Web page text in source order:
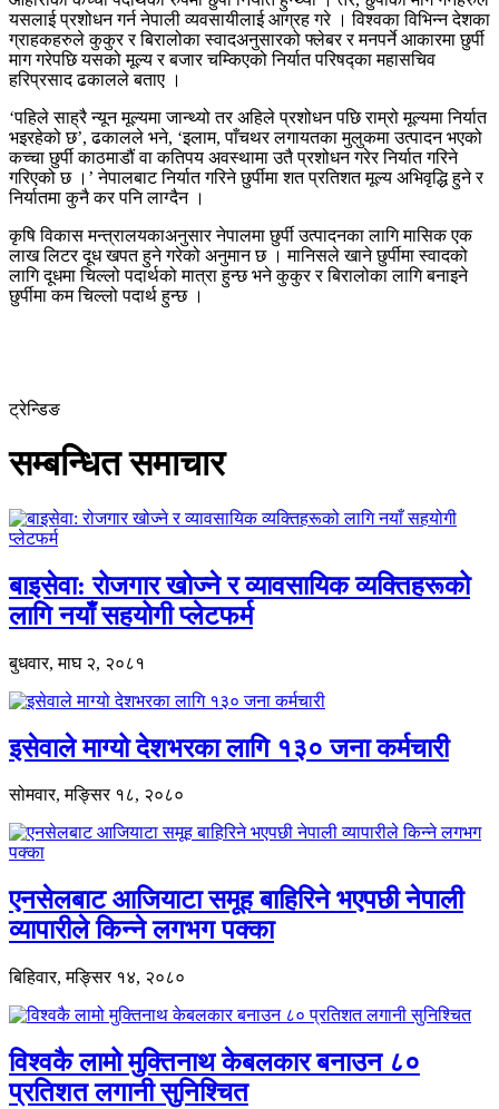
यसलाई प्रशोधन गर्न नेपाली व्यवसायीलाई आग्रह गरे । विश्वका विभिन्न देशका
ग्राहकहरुले कुकुर र बिरालोका स्वादअनुसारको फ्लेबर र मनपर्ने आकारमा छुर्पी
माग गरेपछि यसको मूल्य र बजार चम्किएको निर्यात परिषद्का महासचिव
हरिप्रसाद ढकालले बताए ।
‘पहिले साह्रै न्यून मूल्यमा जान्थ्यो तर अहिले प्रशोधन पछि राम्रो मूल्यमा निर्यात
भइरहेको छ’, ढकालले भने, ‘इलाम, पाँचथर लगायतका मुलुकमा उत्पादन भएको
कच्चा छुर्पी काठमाडौं वा कतिपय अवस्थामा उतै प्रशोधन गरेर निर्यात गरिने
गरिएको छ ।’ नेपालबाट निर्यात गरिने छुर्पीमा शत प्रतिशत मूल्य अभिवृद्धि हुने र
निर्यातमा कुनै कर पनि लाग्दैन ।
कृषि विकास मन्त्रालयकाअनुसार नेपालमा छुर्पी उत्पादनका लागि मासिक एक
लाख लिटर दूध खपत हुने गरेको अनुमान छ । मानिसले खाने छुर्पीमा स्वादको
लागि दूधमा चिल्लो पदार्थको मात्रा हुन्छ भने कुकुर र बिरालोका लागि बनाइने
छुर्पीमा कम चिल्लो पदार्थ हुन्छ ।
ट्रेन्डिङ
सम्बन्धित समाचार
बाइसेवा: रोजगार खोज्ने र व्यावसायिक व्यक्तिहरूको
लागि नयाँ सहयोगी प्लेटफर्म
बुधवार, माघ २, २०८१
इसेवाले माग्यो देशभरका लागि १३० जना कर्मचारी
सोमवार, मङ्सिर १८, २०८०
एनसेलबाट आजियाटा समूह बाहिरिने भएपछी नेपाली
व्यापारीले किन्ने लगभग पक्का
बिहिवार, मङ्सिर १४, २०८०
विश्वकै लामो मुक्तिनाथ केबलकार बनाउन ८०
प्रतिशत लगानी सुनिश्चित